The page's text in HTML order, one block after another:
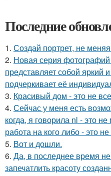
Последние
1. Создай портрет, не
2. Новая серия
представляет собой яркий
подчеркивает её
3. Красивый дом - это не
4. Сейчас у меня есть
когда, я говорила nl - это
работа на кого либо - это
5. Вот и дошли.
6. Да, в последнее время
запечатлить красоту